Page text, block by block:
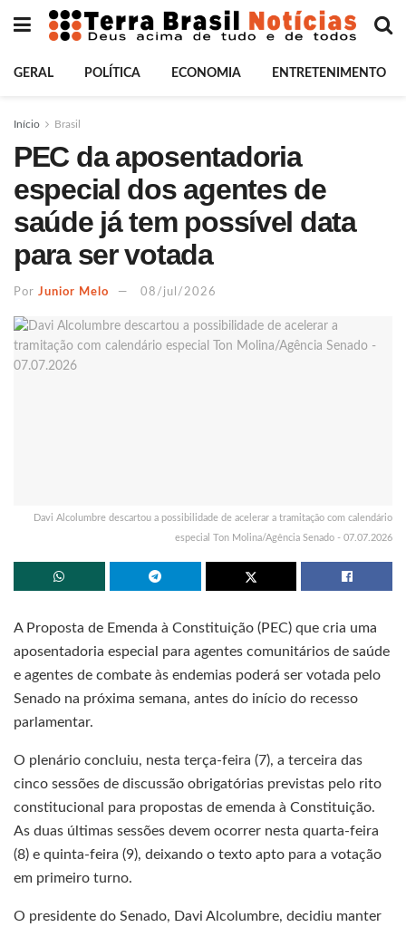
GERAL POLÍTICA ECONOMIA ENTRETENIMENTO
Início Brasil
PEC da aposentadoria
especial dos agentes de
saúde já tem possível data
para ser votada
Por Junior Melo 08/jul/2026
Davi Alcolumbre descartou a possibilidade de acelerar a tramitação com calendário
especial Ton Molina/Agência Senado - 07.07.2026
A Proposta de Emenda à Constituição (PEC) que cria uma
aposentadoria especial para agentes comunitários de saúde
e agentes de combate às endemias poderá ser votada pelo
Senado na próxima semana, antes do início do recesso
parlamentar.
O plenário concluiu, nesta terça-feira (7), a terceira das
cinco sessões de discussão obrigatórias previstas pelo rito
constitucional para propostas de emenda à Constituição.
As duas últimas sessões devem ocorrer nesta quarta-feira
(8) e quinta-feira (9), deixando o texto apto para a votação
em primeiro turno.
O presidente do Senado, Davi Alcolumbre, decidiu manter